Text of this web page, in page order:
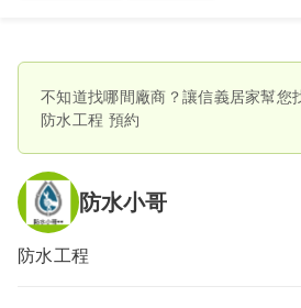
不知道找哪間廠商？讓信義居家幫您
防水工程 預約
防水小哥
防水工程